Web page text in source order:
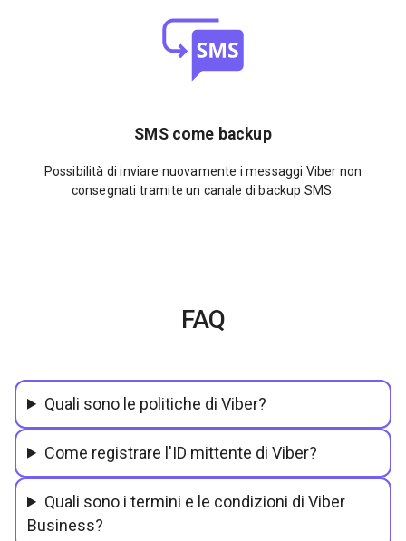
SMS come backup
Possibilità di inviare nuovamente i messaggi Viber non
consegnati tramite un canale di backup SMS.
FAQ
Quali sono le politiche di Viber?
Come registrare l'ID mittente di Viber?
Quali sono i termini e le condizioni di Viber
Business?